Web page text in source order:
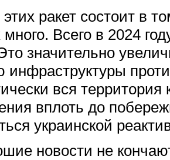
ракет состоит в
Всего в 2024
значительно
инфраструктуры
вся территория
вплоть до
украинской
новости не